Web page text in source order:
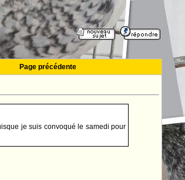
Page précédente
je suis convoqué le samedi pour